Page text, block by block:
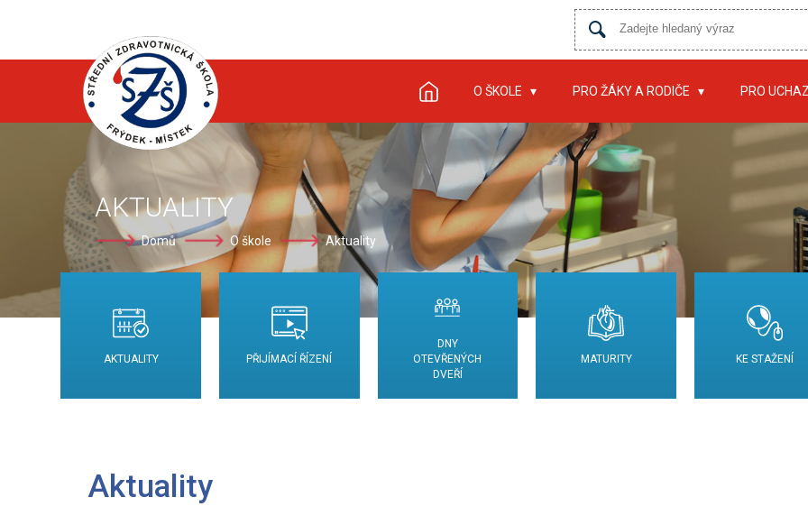
O ŠKOLE PRO ŽÁKY A RODIČE PRO
AKTUALITY
Domů O škole Aktuality
AKTUALITY PŘIJÍMACÍ ŘÍZENÍ
DNY
OTEVŘENÝCH
DVEŘÍ
MATURITY KE STAŽENÍ
Aktuality